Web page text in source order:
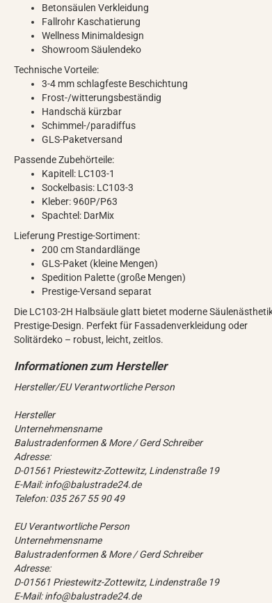
Betonsäulen Verkleidung
Fallrohr Kaschatierung
Wellness Minimaldesign
Showroom Säulendeko
Technische Vorteile:
3-4 mm schlagfeste Beschichtung
Frost-/witterungsbeständig
Handschä kürzbar
Schimmel-/paradiffus
GLS-Paketversand
Passende Zubehörteile:
Kapitell: LC103-1
Sockelbasis: LC103-3
Kleber: 960P/P63
Spachtel: DarMix
Lieferung Prestige-Sortiment:
200 cm Standardlänge
GLS-Paket (kleine Mengen)
Spedition Palette (große Mengen)
Prestige-Versand separat
Die LC103-2H Halbsäule glatt bietet moderne
Prestige-Design. Perfekt für Fassadenverkleidung oder
Solitärdeko – robust, leicht, zeitlos.
Hersteller/EU Verantwortliche Person
Hersteller
Unternehmensname
Balustradenformen & More / Gerd Schreiber
Adresse:
D-01561 Priestewitz-Zottewitz, Lindenstraße 19
E-Mail: info@balustrade24.de
Telefon: 035 267 55 90 49
EU Verantwortliche Person
Unternehmensname
Balustradenformen & More / Gerd Schreiber
Adresse:
D-01561 Priestewitz-Zottewitz, Lindenstraße 19
E-Mail: info@balustrade24.de